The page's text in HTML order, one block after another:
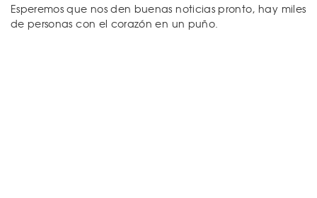
Esperemos que nos den buenas noticias pronto, hay miles
de personas con el corazón en un puño.